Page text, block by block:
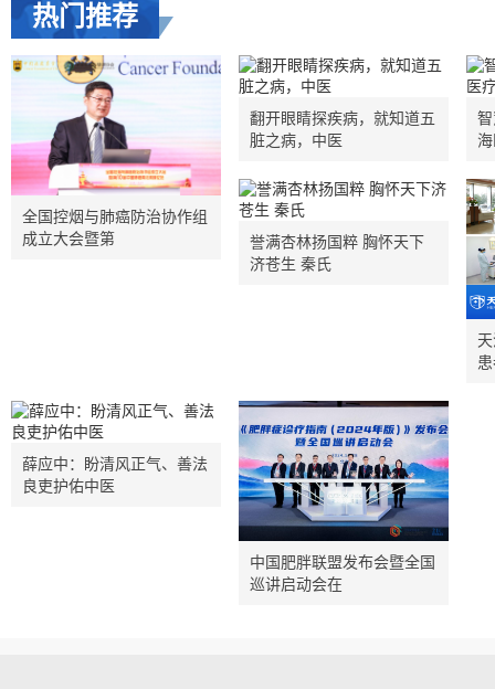
热门推荐
全国控烟与肺癌防治协作组
成立大会暨第
翻开眼睛探疾病，就知道五
脏之病，中医
誉满杏林扬国粹 胸怀天下
济苍生 秦氏
薛应中：盼清风正气、善法
良吏护佑中医
中国肥胖联盟发布会暨全国
巡讲启动会在